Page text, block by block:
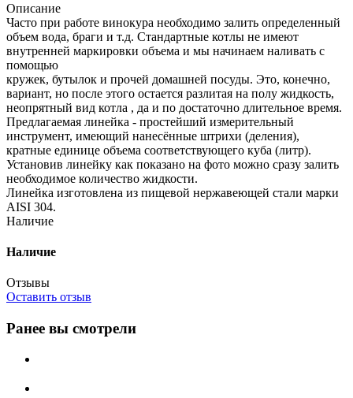
Описание
Часто при работе винокура необходимо залить определенный
объем вода, браги и т.д. Стандартные котлы не имеют
внутренней маркировки объема и мы начинаем наливать с
помощью
кружек, бутылок и прочей домашней посуды. Это, конечно,
вариант, но после этого остается разлитая на полу жидкость,
неопрятный вид котла , да и по достаточно длительное время.
Предлагаемая линейка - простейший измерительный
инструмент, имеющий нанесённые штрихи (деления),
кратные единице объема соответствующего куба (литр).
Установив линейку как показано на фото можно сразу залить
необходимое количество жидкости.
Линейка изготовлена из пищевой нержавеющей стали марки
AISI 304.
Наличие
Наличие
Отзывы
Оставить отзыв
Ранее вы смотрели